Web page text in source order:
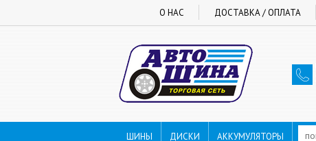
О НАС ДОСТАВКА / ОПЛАТА
ШИНЫ ДИСКИ АККУМУЛЯТОРЫ